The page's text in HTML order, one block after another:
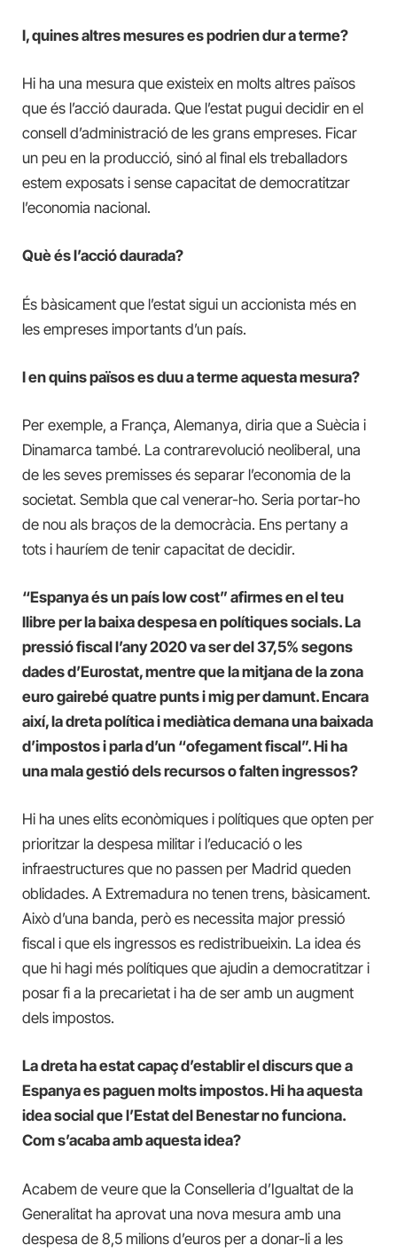
I, quines altres mesures es podrien dur a terme?
Hi ha una mesura que existeix en molts altres països
que és l’acció daurada. Que l’estat pugui decidir en el
consell d’administració de les grans empreses. Ficar
un peu en la producció, sinó al final els treballadors
estem exposats i sense capacitat de democratitzar
l’economia nacional.
Què és l’acció daurada?
És bàsicament que l’estat sigui un accionista més en
les empreses importants d’un país.
I en quins països es duu a terme aquesta mesura?
Per exemple, a França, Alemanya, diria que a Suècia i
Dinamarca també. La contrarevolució neoliberal, una
de les seves premisses és separar l’economia de la
societat. Sembla que cal venerar-ho. Seria portar-ho
de nou als braços de la democràcia. Ens pertany a
tots i hauríem de tenir capacitat de decidir.
“Espanya és un país low cost” afirmes en el teu
llibre per la baixa despesa en polítiques socials. La
pressió fiscal l’any 2020 va ser del 37,5% segons
dades d’Eurostat, mentre que la mitjana de la zona
euro gairebé quatre punts i mig per damunt. Encara
així, la dreta política i mediàtica demana una baixada
d’impostos i parla d’un “ofegament fiscal”. Hi ha
una mala gestió dels recursos o falten ingressos?
Hi ha unes elits econòmiques i polítiques que opten per
prioritzar la despesa militar i l’educació o les
infraestructures que no passen per Madrid queden
oblidades. A Extremadura no tenen trens, bàsicament.
Això d’una banda, però es necessita major pressió
fiscal i que els ingressos es redistribueixin. La idea és
que hi hagi més polítiques que ajudin a democratitzar i
posar fi a la precarietat i ha de ser amb un augment
dels impostos.
La dreta ha estat capaç d’establir el discurs que a
Espanya es paguen molts impostos. Hi ha aquesta
idea social que l’Estat del Benestar no funciona.
Com s’acaba amb aquesta idea?
Acabem de veure que la Conselleria d’Igualtat de la
Generalitat ha aprovat una nova mesura amb una
despesa de 8,5 milions d’euros per a donar-li a les